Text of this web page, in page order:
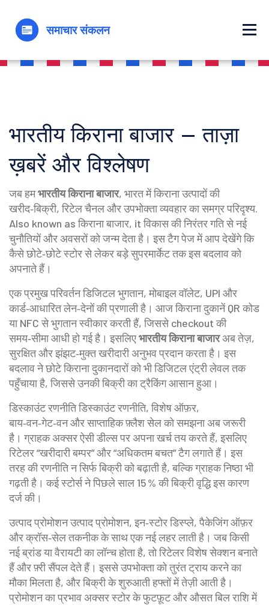
भारतीय किराना बाजार – ताज़ा
ख़बरें और विश्लेषण
जब हमभारतीय किराना बाजार, भारत में किराना उत्पादों की
खरीद‑बिक्री, रिटेल चैनल और उपभोक्ता व्यवहार का समग्र परिदृश्य.
Also known asकिराना बाजार, itविकास की निरंतर गति से नई
चुनौतियों और अवसरों को जन्म देता है । इस टैग पेज में आप देखेंगे कि
कैसे छोटे‑छोटे स्टोर से लेकर बड़े सुपरमार्केट तक इस बदलाव को
अपनाते हैं।
एक प्रमुख परिवर्तनडिजिटल भुगतान,मोबाइल वॉलेट, UPI और
कार्ड‑आधारित लेन‑देनों की प्रणालीहै। आज किराना दुकानें QR कोड
या NFC से भुगतान स्वीकार करती हैं, जिससे checkout की
समय‑सीमा आधी हो गई है। इसलिएभारतीय किराना बाजारअब तेज़,
सुरक्षित और झंझट‑मुक्त खरीदारी अनुभव प्रदान करता है। इस
बदलाव ने छोटे किराना दुकानदारों को भी डिजिटल एंट्री लेवल तक
पहुँचाया है, जिससे उनकी बिक्री का ट्रैकिंग आसान हुआ।
डिस्काउंट रणनीतिडिस्काउंट रणनीति,विशेष ऑफ़र,
बाय‑वन‑गेट‑वन और साप्ताहिक फ़्लैश सेलको समझना अब जरूरी
है। ग्राहक अक्सर ऐसी डील्स पर अपना खर्च तय करते हैं, इसलिए
रिटेलर “खरीदारी बम्पर” और “अधिकतम बचत” टैग लगाते हैं। इस
तरह की रणनीति न सिर्फ बिक्री को बढ़ाती है, बल्कि ग्राहक निष्ठा भी
गढ़ती है। कई स्टोर्स ने पिछले साल 15 % की बिक्री वृद्धि इस कारण
दर्ज की।
उत्पाद प्रोमोशनउत्पाद प्रोमोशन,इन‑स्टोर डिस्प्ले, पैकेजिंग ऑफ़र
और क्रॉस‑सेल तकनीकके साथ एक नई लहर लाती है। जब किसी
नई ब्रांड या वैरायटी का लॉन्च होता है, तो रिटेलर विशेष सेक्शन बनाते
हैं और फ़्री सैंपल देते हैं। इससे उपभोक्ता को तुरंत ट्राय करने का
मौका मिलता है, और बिक्री के शुरुआती हफ्तों में तेज़ी आती है।
प्रोमोशन का प्रभाव अक्सर स्टोर के फुटफ़ूट और औसत बिल राशि में